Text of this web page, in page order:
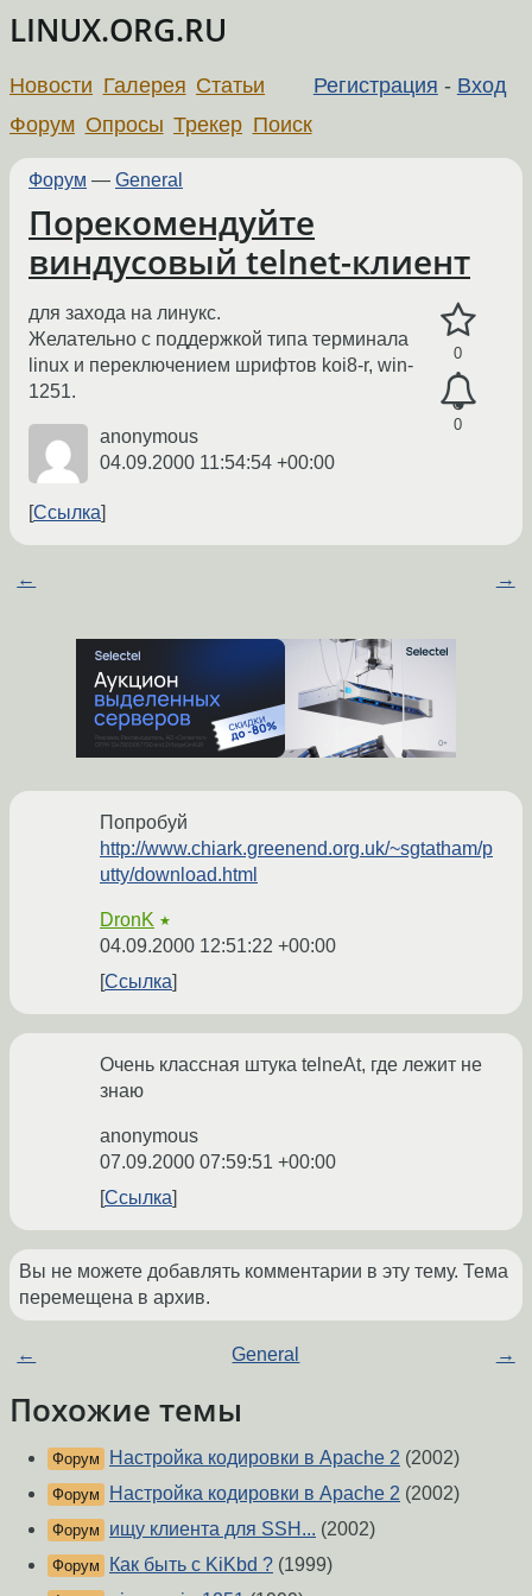
LINUX.ORG.RU
Регистрация - Вход
Новости Галерея Статьи
Форум Опросы Трекер Поиск
Форум — General
Порекомендуйте
виндусовый telnet-клиент
0
0
для захода на линукс.
Желательно с поддержкой типа терминала
linux и переключением шрифтов koi8-r, win-
1251.
anonymous
04.09.2000 11:54:54 +00:00
Ссылка
← →
Попробуй
http://www.chiark.greenend.org.uk/~sgtatham/p
utty/download.html
DronK ★
04.09.2000 12:51:22 +00:00
Ссылка
Очень классная штука telneAt, где лежит не
знаю
anonymous
07.09.2000 07:59:51 +00:00
Ссылка
Вы не можете добавлять комментарии в эту тему. Тема
перемещена в архив.
← General →
Похожие темы
Форум Настройка кодировки в Apache 2 (2002)
Форум Настройка кодировки в Apache 2 (2002)
Форум ищу клиента для SSH... (2002)
Форум Как быть c KiKbd ? (1999)